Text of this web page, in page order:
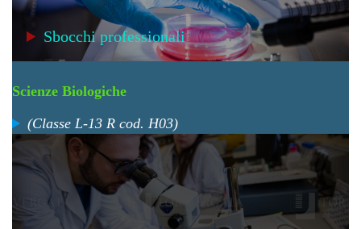
Sbocchi professionali
Scienze Biologiche
(Classe L-13 R cod. H03)